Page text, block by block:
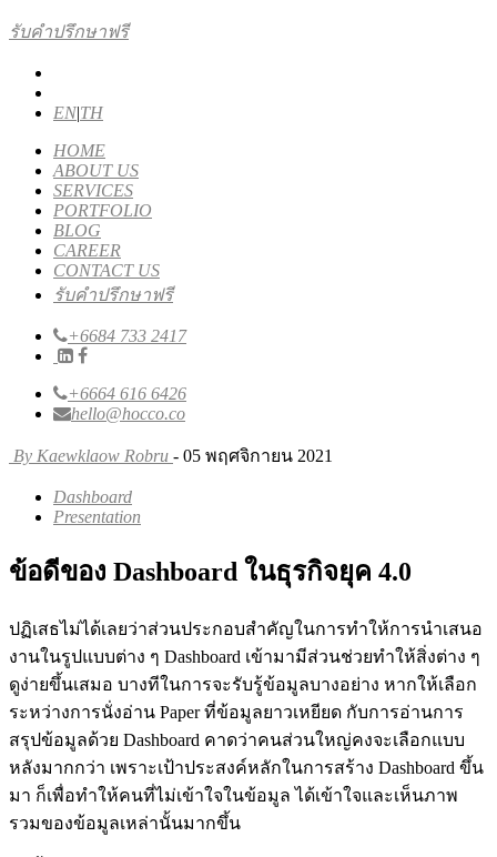
รับคำปรึกษาฟรี
EN|TH
HOME
ABOUT US
SERVICES
PORTFOLIO
BLOG
CAREER
CONTACT US
รับคำปรึกษาฟรี
+6684 733 2417
+6664 616 6426
hello@hocco.co
By Kaewklaow Robru - 05 พฤศจิกายน 2021
Dashboard
Presentation
ข้อดีของ Dashboard ในธุรกิจยุค 4.0
ปฏิเสธไม่ได้เลยว่าส่วนประกอบสำคัญในการทำให้การนำเสนอ
งานในรูปแบบต่าง ๆ Dashboard เข้ามามีส่วนช่วยทำให้สิ่งต่าง ๆ
ดูง่ายขึ้นเสมอ บางทีในการจะรับรู้ข้อมูลบางอย่าง หากให้เลือก
ระหว่างการนั่งอ่าน Paper ที่ข้อมูลยาวเหยียด กับการอ่านการ
สรุปข้อมูลด้วย Dashboard คาดว่าคนส่วนใหญ่คงจะเลือกแบบ
หลังมากกว่า เพราะเป้าประสงค์หลักในการสร้าง Dashboard ขึ้น
มา ก็เพื่อทำให้คนที่ไม่เข้าใจในข้อมูล ได้เข้าใจและเห็นภาพ
รวมของข้อมูลเหล่านั้นมากขึ้น